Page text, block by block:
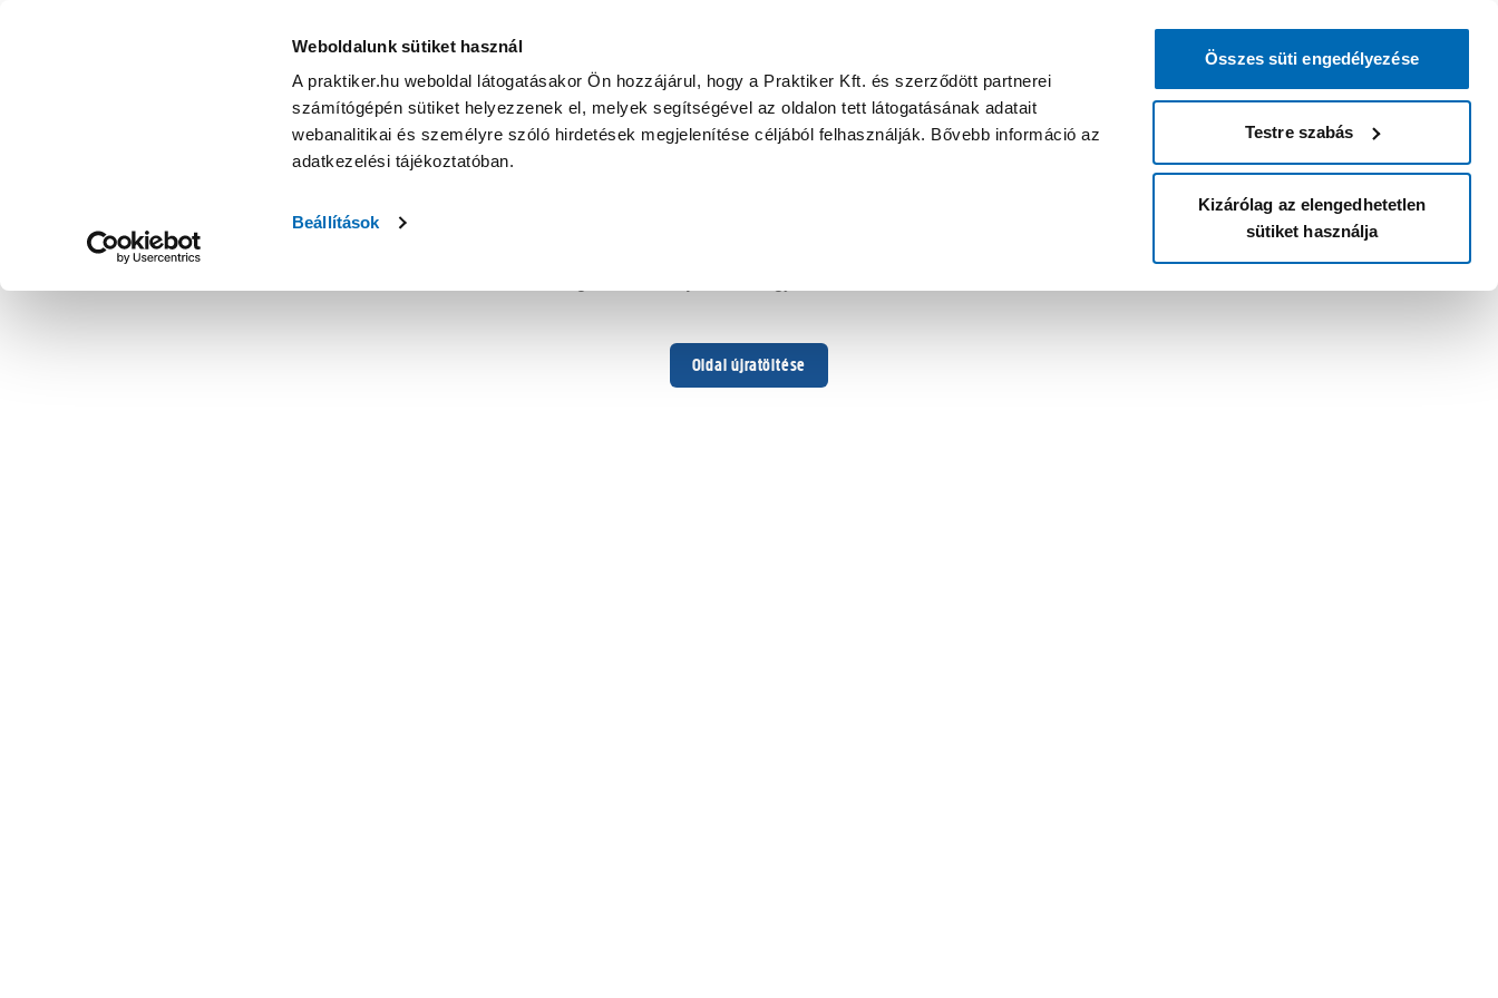
Weboldalunk sütiket használ
A praktiker.hu weboldal látogatásakor Ön hozzájárul, hogy a Praktiker Kft. és szerződött partnerei
számítógépén sütiket helyezzenek el, melyek segítségével az oldalon tett látogatásának adatait
webanalitikai és személyre szóló hirdetések megjelenítése céljából felhasználják. Bővebb információ az
adatkezelési tájékoztatóban.
Beállítások
Összes süti engedélyezése
Testre szabás
Kizárólag az elengedhetetlen
sütiket használja
Oldal újratöltése